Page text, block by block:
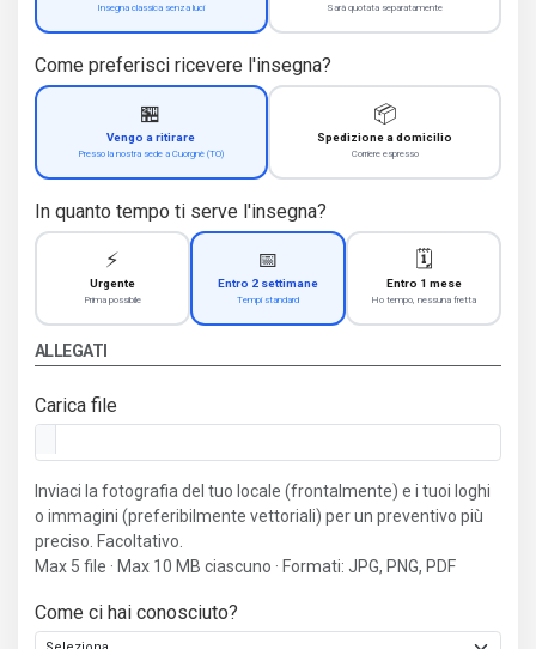
Insegna classica senza luci Sarà quotata separatamente
Come preferisci ricevere l'insegna?
🏪
Vengo a ritirare
Presso la nostra sede a Cuorgnè (TO)
📦
Spedizione a domicilio
Corriere espresso
In quanto tempo ti serve l'insegna?
⚡
Urgente
Prima possibile
📅
Entro 2 settimane
Tempi standard
🗓️
Entro 1 mese
Ho tempo, nessuna fretta
ALLEGATI
Carica file
Inviaci la fotografia del tuo locale (frontalmente) e i tuoi loghi
o immagini (preferibilmente vettoriali) per un preventivo più
preciso. Facoltativo.
Max 5 file · Max 10 MB ciascuno · Formati: JPG, PNG, PDF
Come ci hai conosciuto?